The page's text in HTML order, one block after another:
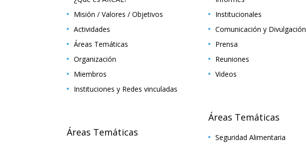
Misión / Valores / Objetivos
Actividades
Áreas Temáticas
Organización
Miembros
Instituciones y Redes vinculadas
Áreas Temáticas
Institucionales
Comunicación y Divulgación
Prensa
Reuniones
Videos
Áreas Temáticas
Seguridad Alimentaria